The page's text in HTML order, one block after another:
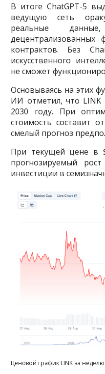
В итоге ChatGPT-5
ведущую сеть
реальные
децентрализованных
контрактов. Без
искусственного
не сможет
Основываясь на этих
ИИ отметил, что LINK
2030 году. При
стоимость составит
смелый прогноз
При текущей цене в
прогнозируемый
инвестиции в
Ценовой график LINK за